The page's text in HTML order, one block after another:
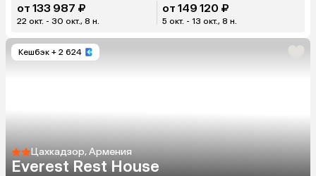
от 133 987 ₽
22 окт. - 30 окт., 8 н.
от 149 120 ₽
5 окт. - 13 окт., 8 н.
Кешбэк + 2 624
Цахкадзор, Армения
Everest Rest House